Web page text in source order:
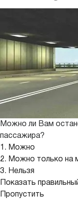
Можно ли Вам
пассажира?
1. Можно
2. Можно только на
3. Нельзя
Показать
Пропустить